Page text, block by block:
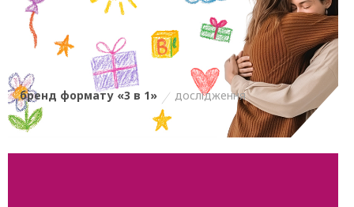
бренд формату «3 в 1» дослідження